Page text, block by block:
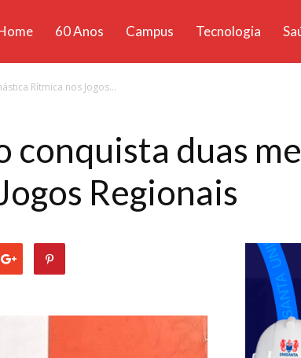
60 Anos Campus Tecnologia
Rítmica nos Jogos...
duas
Regionais